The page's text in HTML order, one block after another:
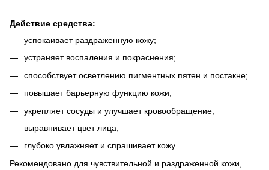
Действие средства:
успокаивает раздраженную кожу;
устраняет воспаления и покраснения;
способствует осветлению пигментных пятен и постакне;
повышает барьерную функцию кожи;
укрепляет сосуды и улучшает кровообращение;
выравнивает цвет лица;
глубоко увлажняет и спрашивает кожу.
Рекомендовано для чувствительной и раздраженной кожи,